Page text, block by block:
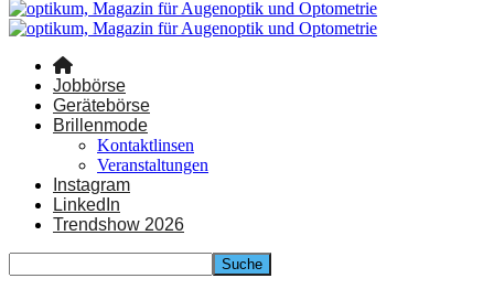
Jobbörse
Gerätebörse
Brillenmode
Kontaktlinsen
Veranstaltungen
Instagram
LinkedIn
Trendshow 2026